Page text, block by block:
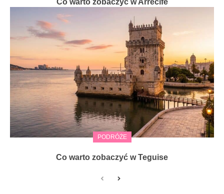
Co warto zobaczyć w Arrecife
PODRÓŻE
Co warto zobaczyć w Teguise